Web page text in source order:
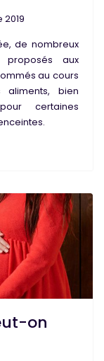
de nombreux
proposés aux
au cours
aliments, bien
certaines
.
on